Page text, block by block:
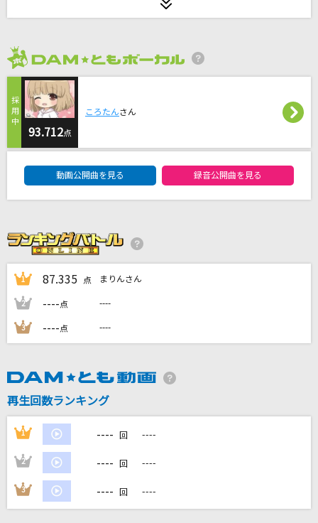
ながれ花
大空亜由美(響あゆみ)
[生音]もう恋なんてしない
槇原敬之(Makihara)
ささやかなレジスタンス
荻野目洋子
Official髭男dism
[生音]Beautiful
Superfly
時をとめて
[生音]ボクノート(ドラえもんアニメバージョン)
スキマスイッチ
もっと見る
カラオケ最新情報をチェック！
93.712点
ころたんさん
動画公開曲を見る 録音公開曲を見る
1 87.335 点 まりんさん
2 ----点 ----
3 ----点 ----
再生回数ランキング
1 ---- 回 ----
2 ---- 回 ----
3 ---- 回 ----